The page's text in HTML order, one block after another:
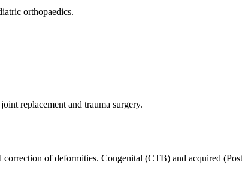
orthopaedics.
replacement and trauma surgery.
of deformities. Congenital (CTB) and acquired